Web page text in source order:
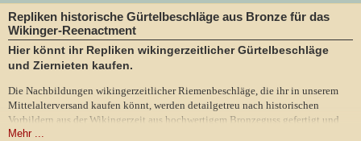
Repliken historische Gürtelbeschläge aus Bronze für das
Wikinger-Reenactment
Hier könnt ihr Repliken wikingerzeitlicher Gürtelbeschläge
und Ziernieten kaufen.
Die Nachbildungen wikingerzeitlicher Riemenbeschläge, die ihr in unserem
Mittelalterversand kaufen könnt, werden detailgetreu nach historischen
Vorbildern aus der Wikingerzeit aus hochwertigem Bronzeguss gefertigt und
sind auch in echt versilbert erhältlich
Mehr ...